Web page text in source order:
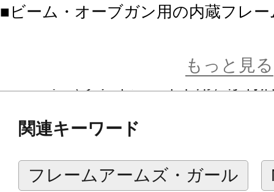
■ビーム・オーブガン用の内蔵フレ
■本キットのみの特別仕様として、
一。形状把握がしやすく塗料の発色
もっと見る
関連キーワード
フレームアームズ・ガール